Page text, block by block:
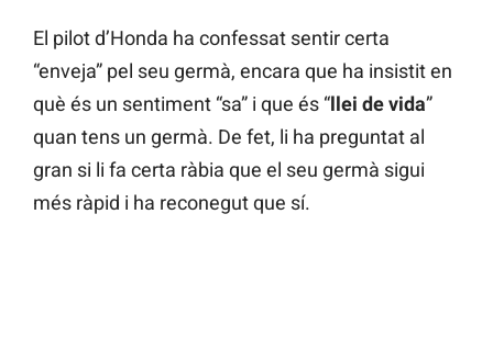
El pilot d’Honda ha confessat sentir certa
“enveja” pel seu germà, encara que ha insistit en
què és un sentiment “sa” i que és “llei de vida”
quan tens un germà. De fet, li ha preguntat al
gran si li fa certa ràbia que el seu germà sigui
més ràpid i ha reconegut que sí.